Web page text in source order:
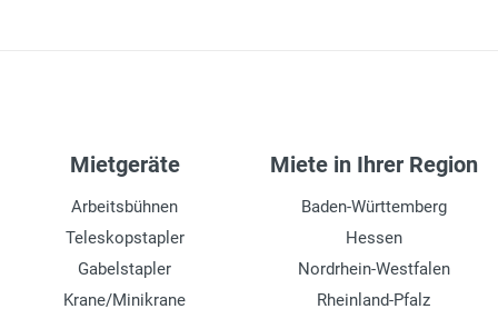
Mietgeräte
Arbeitsbühnen
Teleskopstapler
Gabelstapler
Krane/Minikrane
Miete in Ihrer Region
Baden-Württemberg
Hessen
Nordrhein-Westfalen
Rheinland-Pfalz